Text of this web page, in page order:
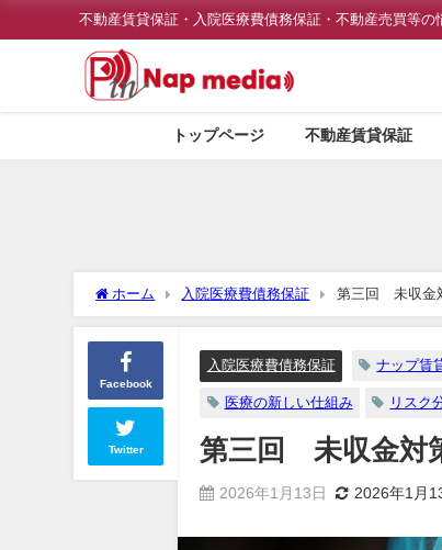
不動産賃貸保証・入院医療費債務保証・不動産売買等の
トップページ 不動産賃貸保証
ホーム 入院医療費債務保証 第三回 未収金
Facebook
Twitter
入院医療費債務保証 ナップ賃
医療の新しい仕組み リスク
第三回 未収金対
2026年1月13日 2026年1月